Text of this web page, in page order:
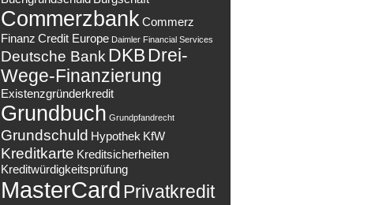
Commerzbank Commerz
Finanz Credit Europe Daimler Financial Services
Deutsche Bank DKB Drei-
Wege-Finanzierung
Existenzgründerkredit
Grundbuch Grundpfandrecht
Grundschuld Hypothek KfW
Kreditkarte Kreditsicherheiten
Kreditwürdigkeitsprüfung
MasterCard Privatkredit